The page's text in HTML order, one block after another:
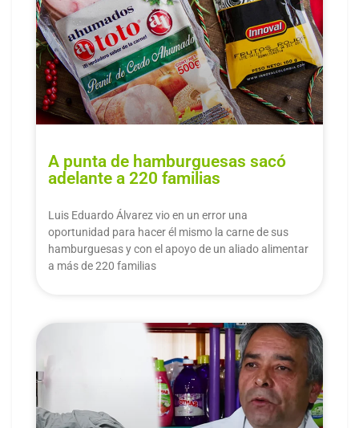
A punta de hamburguesas sacó
adelante a 220 familias
Luis Eduardo Álvarez vio en un error una
oportunidad para hacer él mismo la carne de sus
hamburguesas y con el apoyo de un aliado alimentar
a más de 220 familias